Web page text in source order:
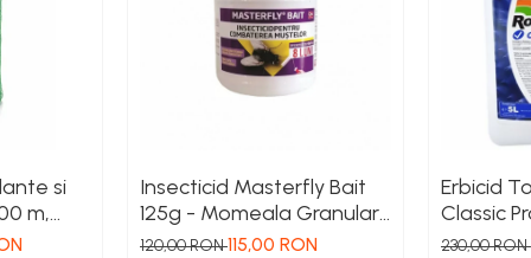
si
m,
Insecticid Masterfly Bait
125g - Momeala Granulara
pentru Combaterea
120,00 RON115,00 RON
Erbicid
Classic
Sistemic
230,00 RON